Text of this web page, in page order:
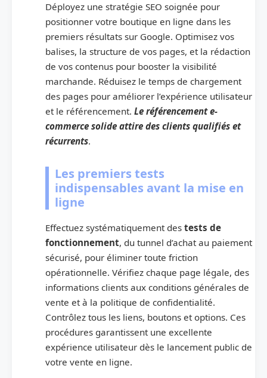
Déployez une stratégie SEO soignée pour
positionner votre boutique en ligne dans les
premiers résultats sur Google. Optimisez vos
balises, la structure de vos pages, et la rédaction
de vos contenus pour booster la visibilité
marchande. Réduisez le temps de chargement
des pages pour améliorer l’expérience utilisateur
et le référencement. Le référencement e-
commerce solide attire des clients qualifiés et
récurrents.
Les premiers tests
indispensables avant la mise en
ligne
Effectuez systématiquement des tests de
fonctionnement, du tunnel d’achat au paiement
sécurisé, pour éliminer toute friction
opérationnelle. Vérifiez chaque page légale, des
informations clients aux conditions générales de
vente et à la politique de confidentialité.
Contrôlez tous les liens, boutons et options. Ces
procédures garantissent une excellente
expérience utilisateur dès le lancement public de
votre vente en ligne.